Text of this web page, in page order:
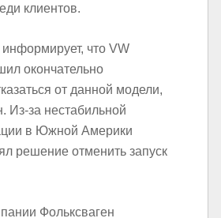
клиентов.
что VW
окончательно
от данной модели,
Из-за нестабильной
в Южной Америки
решение отменить запуск
Фольксваген